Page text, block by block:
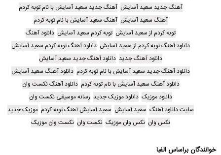
آهنگ جدید سعید آسایش آهنگ جدید سعید آسایش با نام توبه کردم
آهنگ سعید آسایش آهنگ سعید آسایش با نام توبه کردم
توبه کردم از سعید آسایش توبه کردم سعید آسایش دانلود آهنگ
دانلود آهنگ توبه کردم از سعید آسایش دانلود آهنگ توبه کردم سعید آسایش
دانلود آهنگ جدید دانلود آهنگ جدید سعید آسایش
دانلود آهنگ جدید سعید آسایش با نام توبه کردم دانلود آهنگ سعید آسایش
دانلود آهنگ سعید آسایش با نام توبه کردم دانلود آهنگ نکست وان
دانلود موزیک دانلود موزیک جدید رسانه موسیقی نکست وان
سایت دانلود آهنگ سعید آسایش سعید آسایش آهنگ توبه کردم موزیک جدید
نکس وان نکس وان موزیک نکست وان نکست وان موزیک
خوانندگان براساس الفبا